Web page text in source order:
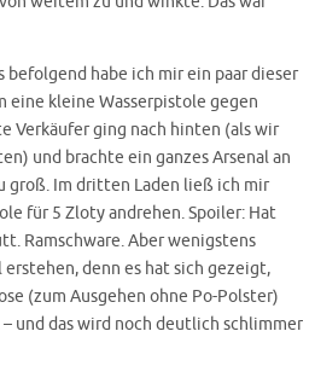
befolgend habe ich mir ein paar dieser
eine kleine Wasserpistole gegen
Verkäufer ging nach hinten (als wir
und brachte ein ganzes Arsenal an
groß. Im dritten Laden ließ ich mir
für 5 Zloty andrehen. Spoiler: Hat
Ramschware. Aber wenigstens
denn es hat sich gezeigt,
(zum Ausgehen ohne Po-Polster)
und das wird noch deutlich schlimmer